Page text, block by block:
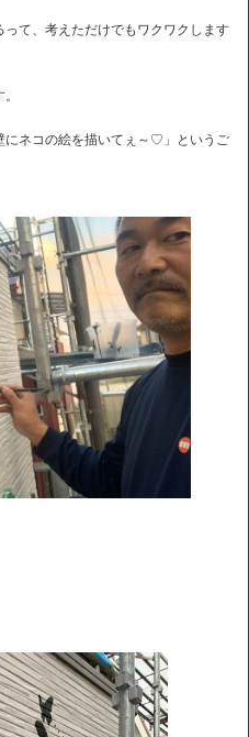
て、考えただけでもワクワクします
にネコの絵を描いてぇ～♡」というご